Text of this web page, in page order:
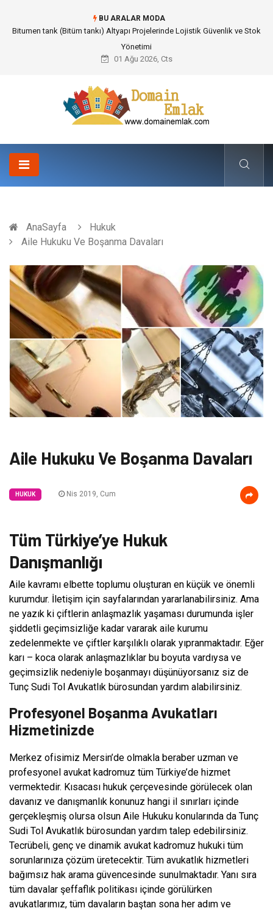
BU ARALAR MODA
Güvenilir Chip Satışı: Kesintisiz Poker Deneyimi İçin Profesyonel Destek
01 Ağu 2026, Cts
AnaSayfa
Hukuk
Aile Hukuku Ve Boşanma Davaları
Aile Hukuku Ve Boşanma Davaları
HUKUK Nis 2019, Cum
Tüm Türkiye’ye Hukuk
Danışmanlığı
Aile kavramı elbette toplumu oluşturan en küçük ve önemli
kurumdur. İletişim için sayfalarından yararlanabilirsiniz. Ama
ne yazık ki çiftlerin anlaşmazlık yaşaması durumunda işler
şiddetli geçimsizliğe kadar vararak aile kurumu
zedelenmekte ve çiftler karşılıklı olarak yıpranmaktadır. Eğer
karı – koca olarak anlaşmazlıklar bu boyuta vardıysa ve
geçimsizlik nedeniyle boşanmayı düşünüyorsanız siz de
Tunç Sudi Tol Avukatlık bürosundan yardım alabilirsiniz.
Profesyonel Boşanma Avukatları
Hizmetinizde
Merkez ofisimiz Mersin’de olmakla beraber uzman ve
profesyonel avukat kadromuz tüm Türkiye’de hizmet
vermektedir. Kısacası hukuk çerçevesinde görülecek olan
davanız ve danışmanlık konunuz hangi il sınırları içinde
gerçekleşmiş olursa olsun Aile Hukuku konularında da Tunç
Sudi Tol Avukatlık bürosundan yardım talep edebilirsiniz.
Tecrübeli, genç ve dinamik avukat kadromuz hukuki tüm
sorunlarınıza çözüm üretecektir. Tüm avukatlık hizmetleri
bağımsız hak arama güvencesinde sunulmaktadır. Yanı sıra
tüm davalar şeffaflık politikası içinde görülürken
avukatlarımız, tüm davaların baştan sona her adım ve